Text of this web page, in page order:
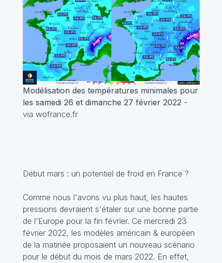
Modélisation des températures minimales pour
les samedi 26 et dimanche 27 février 2022 -
via wofrance.fr
Début mars : un potentiel de froid en France ?
Comme nous l'avons vu plus haut, les hautes
pressions devraient s'étaler sur une bonne partie
de l'Europe pour la fin février. Ce mercredi 23
février 2022, les modèles américain & européen
de la matinée proposaient un nouveau scénario
pour le début du mois de mars 2022. En effet,